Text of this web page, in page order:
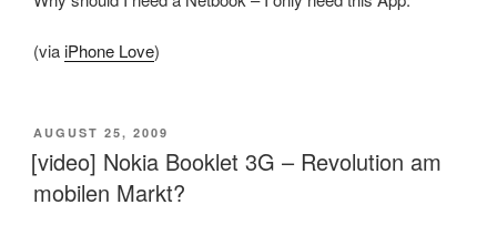
(viaiPhone Love)
VERÖFFENTLICHT
AM
AUGUST 25, 2009
[video] Nokia Booklet 3G – Revolution am
mobilen Markt?